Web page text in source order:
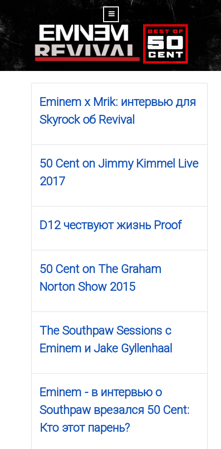
Eminem x Mrik: интервью для
Skyrock об Revival
50 Cent on Jimmy Kimmel Live
2017
D12 чествуют жизнь Proof
50 Cent on The Graham
Norton Show 2015
The Southpaw Sessions с
Eminem и Jake Gyllenhaal
Eminem - в интервью о
Southpaw врезался 50 Cent:
Кто этот парень?